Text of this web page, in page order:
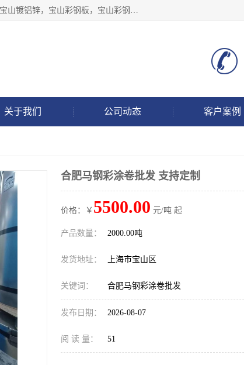
上海轩本实业有限公司于2017年注册地位于上海市宝山区，主要经营产品有：宝山彩钢卷，宝山镀铝锌，宝山彩钢板，宝山彩钢瓦等产品的生产和销售。
关于我们 公司动态 客户案例
合肥马钢彩涂卷批发 支持定制
价格：￥ 5500.00 元/吨 起
产品数量： 2000.00吨
发货地址： 上海市宝山区
关键词： 合肥马钢彩涂卷批发
发布日期： 2026-08-07
阅 读 量： 51